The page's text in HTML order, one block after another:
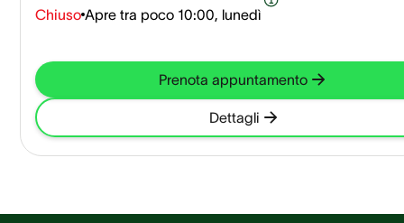
Chiuso Apre tra poco 10:00, lunedì
Prenota appuntamento
Dettagli